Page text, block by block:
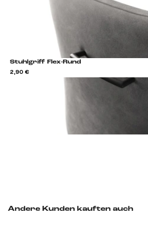
Stuhlgriff Flex-Rund
2,90 €
Stuhlgriff hinzufügen
Andere Kunden kauften auch